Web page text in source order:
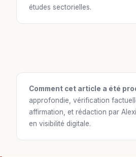
études sectorielles.
Comment cet article a été
approfondie, vérification
affirmation, et rédaction par
en visibilité digitale.